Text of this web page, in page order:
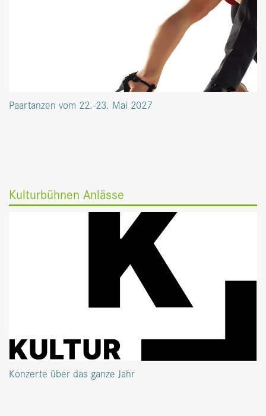
Paartanzen vom 22.-23. Mai 2027
Kulturbühnen Anlässe
Konzerte über das ganze Jahr